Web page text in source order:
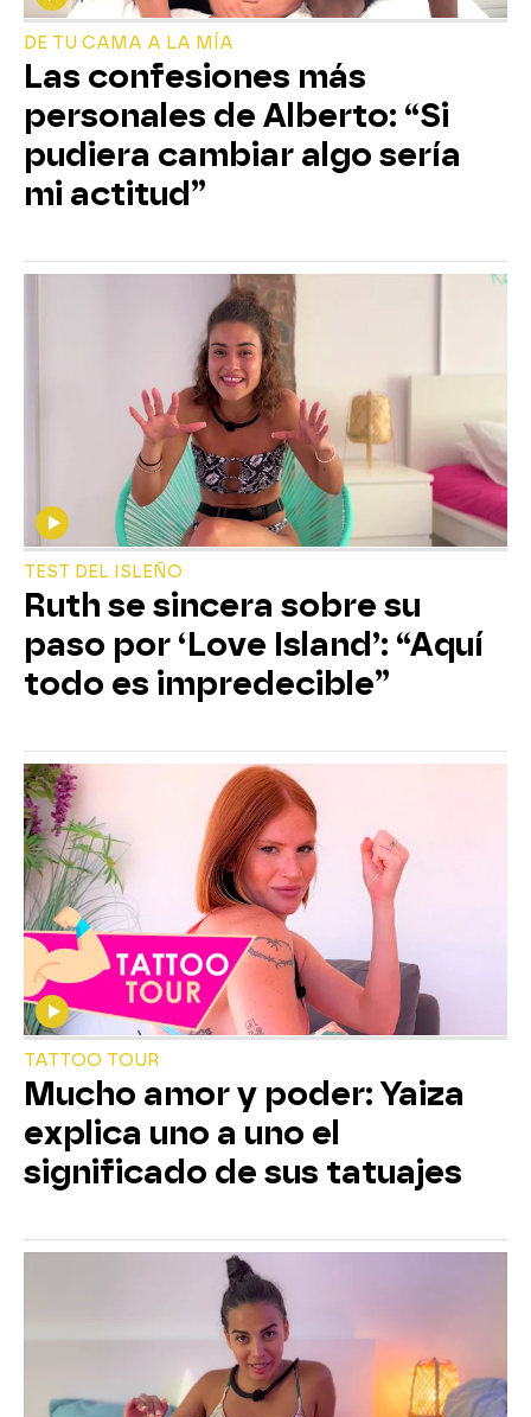
DE TU CAMA A LA MÍA
Las confesiones más
personales de Alberto: “Si
pudiera cambiar algo sería
mi actitud”
TEST DEL ISLEÑO
Ruth se sincera sobre su
paso por ‘Love Island’: “Aquí
todo es impredecible”
TATTOO TOUR
Mucho amor y poder: Yaiza
explica uno a uno el
significado de sus tatuajes